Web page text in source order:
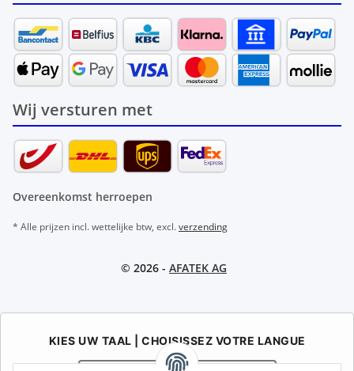
Wij versturen met
Overeenkomst herroepen
* Alle prijzen incl. wettelijke btw, excl.verzending
© 2026 - AFATEK AG
KIES UW TAAL | CHOISISSEZ VOTRE LANGUE